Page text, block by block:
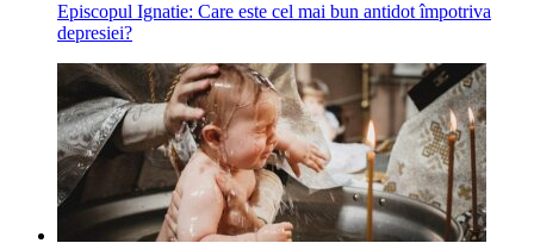
Episcopul Ignatie: Care este cel mai bun antidot împotriva
depresiei?